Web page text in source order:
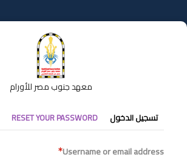
إلى
المحتوى
معهد جنوب مصر للأورام
التبويبات
الأساسية
تسجيل الدخول RESET YOUR PASSWORD
Username or email address